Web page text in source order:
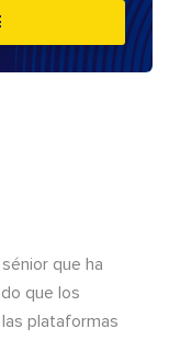
que ha
que los
plataformas